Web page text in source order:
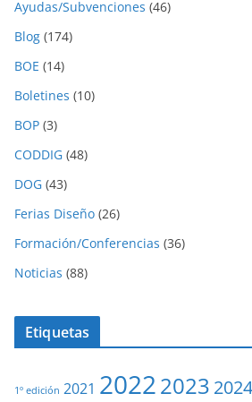
Ayudas/Subvenciones (46)
Blog (174)
BOE (14)
Boletines (10)
BOP (3)
CODDIG (48)
DOG (43)
Ferias Diseño (26)
Formación/Conferencias (36)
Noticias (88)
Etiquetas
1º edición 2021 20222023 2024